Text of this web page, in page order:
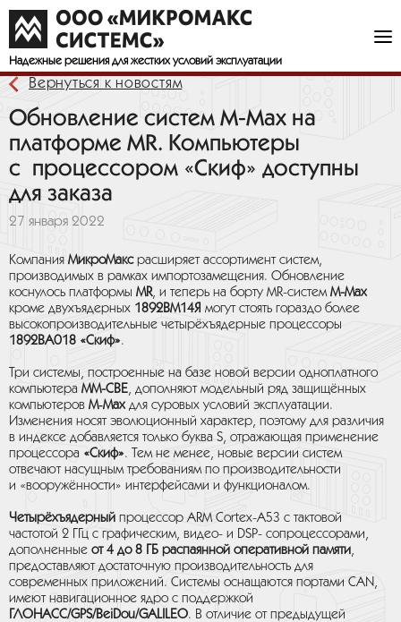
Надежные решения для жестких условий эксплуатации
Вернуться к новостям
Обновление систем M-Max на
платформе MR. Компьютеры
с процессором «Скиф» доступны
для заказа
27 января 2022
Компания МикроМаксрасширяет ассортимент систем,
производимых в рамках импортозамещения. Обновление
коснулось платформы MR, и теперь на борту MR-систем M-Max
кроме двухъядерных 1892ВМ14Я могут стоять гораздо более
высокопроизводительные четырёхъядерные процессоры
1892ВА018 «Скиф».
Три системы, построенные на базе новой версии одноплатного
компьютера MM-CBE, дополняют модельный ряд защищённых
компьютеров M‑Maxдля суровых условий эксплуатации.
Изменения носят эволюционный характер, поэтому для различия
в индексе добавляется только буква S, отражающая применение
процессора «Скиф». Тем не менее, новые версии систем
отвечают насущным требованиям по производительности
и «вооружённости» интерфейсами и функционалом.
Четырёхъядерный процессор ARM Cortex-A53 с тактовой
частотой 2 ГГц с графическим, видео- и DSP- сопроцессорами,
дополненные от 4 до 8 ГБ распаянной оперативной памяти,
предоставляют достаточную производительность для
современных приложений. Системы оснащаются портами CAN,
имеют навигационное ядро с поддержкой
ГЛОНАСС/GPS/BeiDou/GALILEO. В отличие от предыдущей